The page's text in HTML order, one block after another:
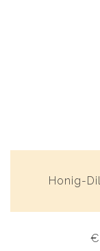
Honig-
€